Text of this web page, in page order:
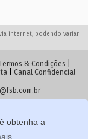
obtenha a
internet, podendo variar
& Condições
| Canal Confidencial